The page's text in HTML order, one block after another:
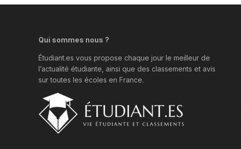
Qui sommes nous ?
Étudiant.es vous propose chaque jour le meilleur de
l’actualité étudiante, ainsi que des classements et avis
sur toutes les écoles en France.